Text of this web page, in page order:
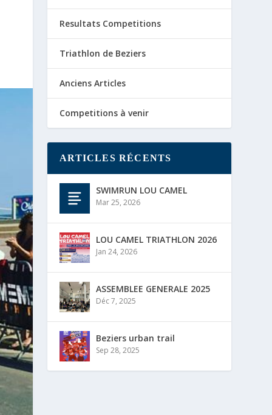
Resultats Competitions
Triathlon de Beziers
Anciens Articles
Competitions à venir
ARTICLES RÉCENTS
SWIMRUN LOU CAMEL
Mar 25, 2026
LOU CAMEL TRIATHLON 2026
Jan 24, 2026
ASSEMBLEE GENERALE 2025
Déc 7, 2025
Beziers urban trail
Sep 28, 2025